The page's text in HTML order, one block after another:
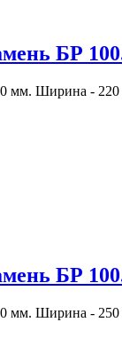
БР
мм. Ширина -
БР
мм. Ширина -